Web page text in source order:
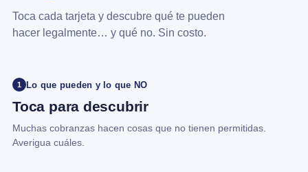
Toca cada tarjeta y descubre qué te pueden
hacer legalmente… y qué no. Sin costo.
1 Lo que pueden y lo que NO
Toca para descubrir
Muchas cobranzas hacen cosas que no tienen permitidas.
Averigua cuáles.